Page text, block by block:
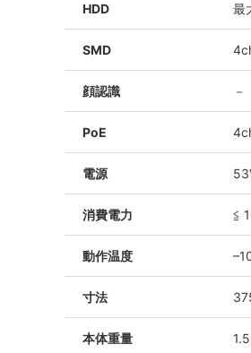
HDD 最
SMD
顔認識 －
PoE
電源
消費電力 ≦
動作温度
寸法
本体重量